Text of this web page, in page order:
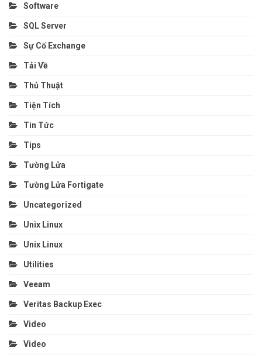
Software
SQL Server
Sự Cố Exchange
Tải Về
Thủ Thuật
Tiện Tích
Tin Tức
Tips
Tường Lửa
Tường Lửa Fortigate
Uncategorized
Unix Linux
Unix Linux
Utilities
Veeam
Veritas Backup Exec
Video
Video